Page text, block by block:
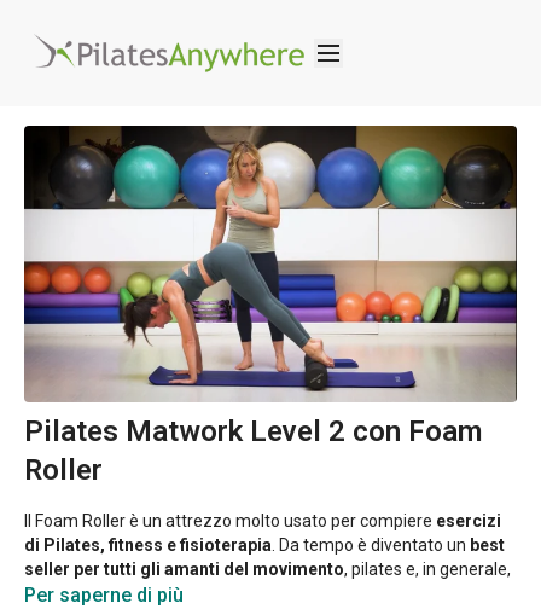
Pilates Matwork Level 2 con Foam
Roller
Il Foam Roller è un attrezzo molto usato per compiere esercizi
di Pilates, fitness e fisioterapia . Da tempo è diventato un best
seller per tutti gli amanti del movimento, pilates e, in generale,
attività sportive.
Per saperne di più